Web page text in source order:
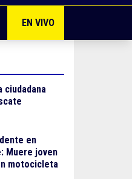
VIVE PUERTO VALLARTA
EN VIVO
ciudadana
en
Muere joven
motocicleta